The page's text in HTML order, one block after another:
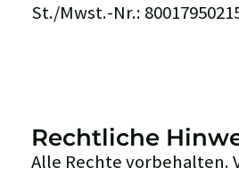
St./Mwst.-Nr.:
Rechtliche
Alle Rechte vorbehalten.